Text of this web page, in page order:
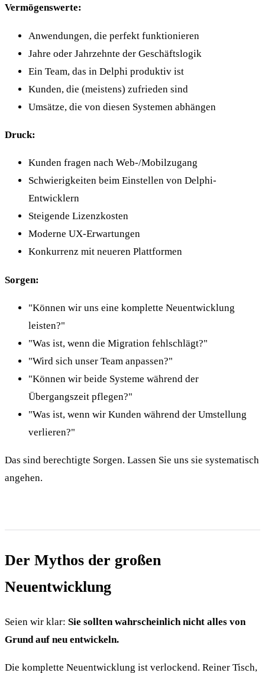
Vermögenswerte:
Anwendungen, die perfekt funktionieren
Jahre oder Jahrzehnte der Geschäftslogik
Ein Team, das in Delphi produktiv ist
Kunden, die (meistens) zufrieden sind
Umsätze, die von diesen Systemen abhängen
Druck:
Kunden fragen nach Web-/Mobilzugang
Schwierigkeiten beim Einstellen von Delphi-
Entwicklern
Steigende Lizenzkosten
Moderne UX-Erwartungen
Konkurrenz mit neueren Plattformen
Sorgen:
"Können wir uns eine komplette Neuentwicklung
leisten?"
"Was ist, wenn die Migration fehlschlägt?"
"Wird sich unser Team anpassen?"
"Können wir beide Systeme während der
Übergangszeit pflegen?"
"Was ist, wenn wir Kunden während der Umstellung
verlieren?"
Das sind berechtigte Sorgen. Lassen Sie uns sie systematisch
angehen.
Der Mythos der großen
Neuentwicklung
Seien wir klar: Sie sollten wahrscheinlich nicht alles von
Grund auf neu entwickeln.
Die komplette Neuentwicklung ist verlockend. Reiner Tisch,